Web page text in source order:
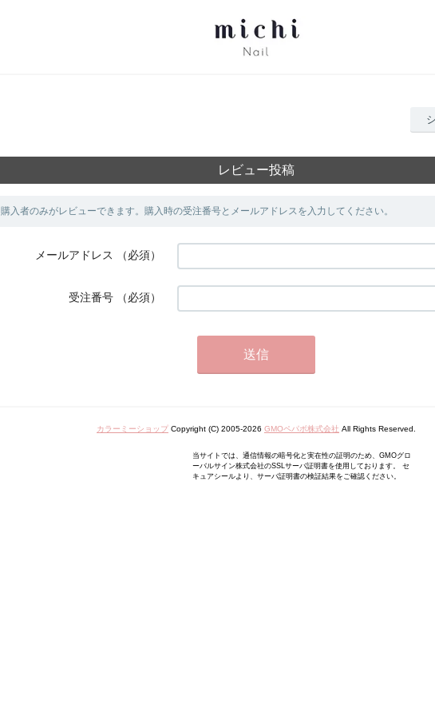
レビュー投稿
購入者のみがレビューできます。購入時の受注番号とメールアドレスを入力してください。
メールアドレス （必須）
受注番号 （必須）
カラーミーショップ Copyright (C) 2005-2026 GMOペパボ株式会社 All Rights Reserved.
当サイトでは、通信情報の暗号化と実在性の証明のため、GMOグロ
ーバルサイン株式会社のSSLサーバ証明書を使用しております。 セ
キュアシールより、サーバ証明書の検証結果をご確認ください。